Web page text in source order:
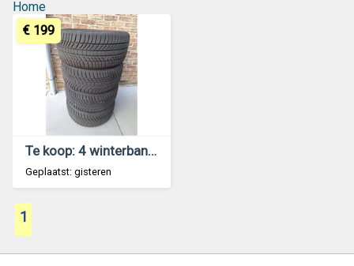
Home
Te koop: 4 winterbanden
Geplaatst: gisteren
€ 199
1